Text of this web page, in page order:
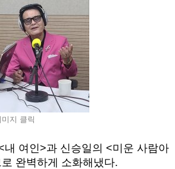
미지 클릭
내 여인>과 신승일의 <미운 사람아
완벽하게 소화해냈다.